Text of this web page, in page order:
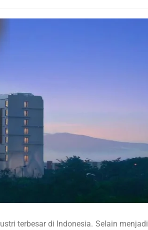
terbesar di Indonesia. Selain menjadi